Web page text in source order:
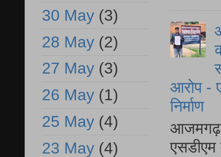
आरोप -
निर्माण
आजमगढ़
एसडीएम
30 May (3)
28 May (2)
27 May (3)
26 May (1)
25 May (4)
23 May (4)